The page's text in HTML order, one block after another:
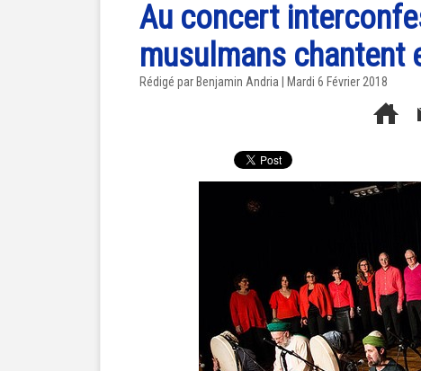
Au concert
musulmans chantent
Rédigé par Benjamin Andria | Mardi 6 Février 2018